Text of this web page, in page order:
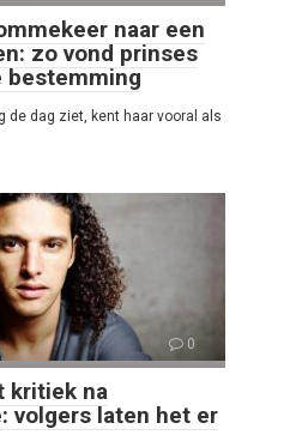
naar een
zo vond prinses
bestemming
de dag ziet, kent haar vooral als
0
kritiek na
volgers laten het er